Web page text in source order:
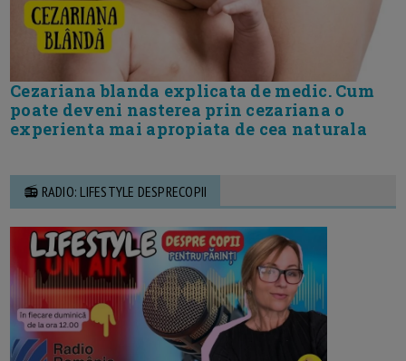
Cezariana blanda explicata de medic. Cum
poate deveni nasterea prin cezariana o
experienta mai apropiata de cea naturala
📻 RADIO: LIFESTYLE DESPRECOPII